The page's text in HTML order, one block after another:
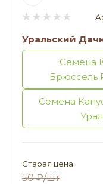
Уральский
Семена
Брюссель
Семена
Старая цена
50₽/шт